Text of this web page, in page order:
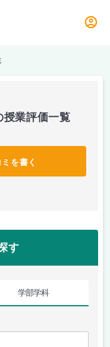
授業評価一覧
を書く
す
学部学科